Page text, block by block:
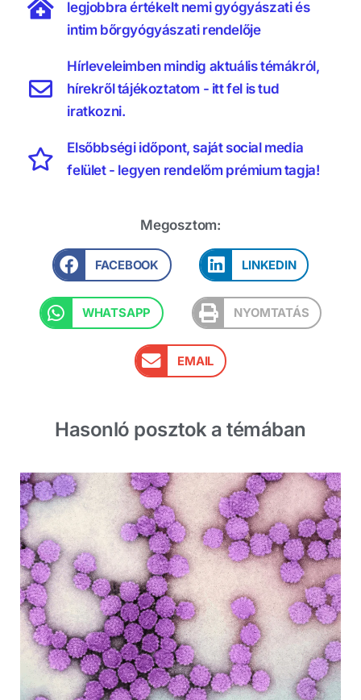
legjobbra értékelt nemi gyógyászati és
intim bőrgyógyászati rendelője
Hírleveleimben mindig aktuális témákról,
hírekről tájékoztatom - itt fel is tud
iratkozni.
Elsőbbségi időpont, saját social media
felület - legyen rendelőm prémium tagja!
Megosztom:
FACEBOOK LINKEDIN
WHATSAPP NYOMTATÁS
EMAIL
Hasonló posztok a témában